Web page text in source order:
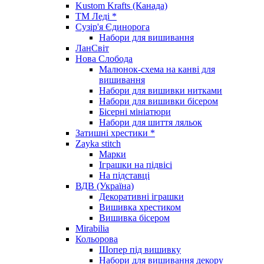
Kustom Krafts (Канада)
ТМ Леді *
Сузір'я Єдинорога
Набори для вишивання
ЛанСвіт
Нова Слобода
Малюнок-схема на канві для
вишивання
Набори для вишивки нитками
Набори для вишивки бісером
Бісерні мініатюри
Набори для шиття ляльок
Затишні хрестики *
Zayka stitch
Марки
Іграшки на підвісі
На підставці
ВДВ (Україна)
Декоративні іграшки
Вишивка хрестиком
Вишивка бісером
Mirabilia
Кольорова
Шопер під вишивку
Набори для вишивання декору